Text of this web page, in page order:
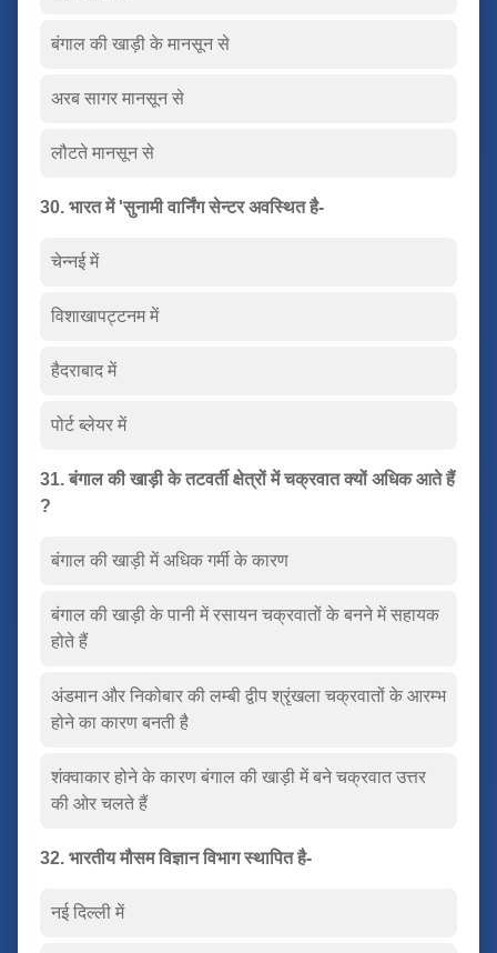
बंगाल की खाड़ी के मानसून से
अरब सागर मानसून से
लौटते मानसून से
30. भारत में 'सुनामी वार्निंग सेन्टर अवस्थित है-
चेन्नई में
विशाखापट्टनम में
हैदराबाद में
पोर्ट ब्लेयर में
31. बंगाल की खाड़ी के तटवर्ती क्षेत्रों में चक्रवात क्यों अधिक आते हैं
?
बंगाल की खाड़ी में अधिक गर्मी के कारण
बंगाल की खाड़ी के पानी में रसायन चक्रवातों के बनने में सहायक
होते हैं
अंडमान और निकोबार की लम्बी द्वीप श्रृंखला चक्रवातों के आरम्भ
होने का कारण बनती है
शंक्वाकार होने के कारण बंगाल की खाड़ी में बने चक्रवात उत्तर
की ओर चलते हैं
32. भारतीय मौसम विज्ञान विभाग स्थापित है-
नई दिल्ली में